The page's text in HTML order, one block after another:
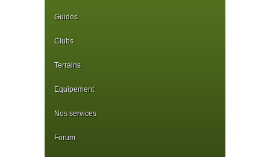
Guides
Clubs
Terrains
Equipement
Nos services
Forum